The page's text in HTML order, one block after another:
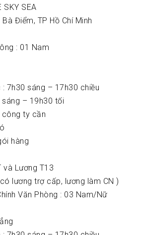
SKY SEA
Điểm, TP Hồ Chí Minh
: 01 Nam
7h30 sáng – 17h30 chiều
– 19h30 tối
công ty cần
hàng
và Lương T13
lương trợ cấp, lương làm CN )
Văn Phòng : 03 Nam/Nữ